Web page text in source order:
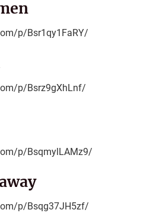
p/Bsr1qy1FaRY/
p/Bsrz9gXhLnf/
p/BsqmylLAMz9/
p/Bsqg37JH5zf/